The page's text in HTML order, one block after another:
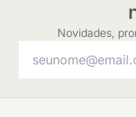
Novidades,